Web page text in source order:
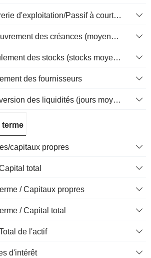
Flux de trésorerie d'exploitation/Passif à court terme
Délai de recouvrement des créances (moyenne des créances)
Délais d'écoulement des stocks (stocks moyens)
des fournisseurs
Cycle de conversion des liquidités (jours moyens)
capitaux propres
total
/ Capitaux propres
/ Capital total
de l'actif
d'intérêt